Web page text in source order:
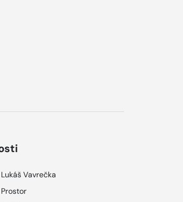
Lukáš Vavrečka
Prostor